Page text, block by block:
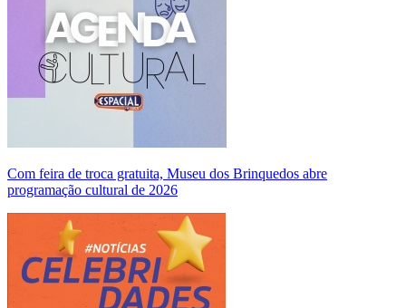
Com feira de troca gratuita, Museu dos Brinquedos abre
programação cultural de 2026